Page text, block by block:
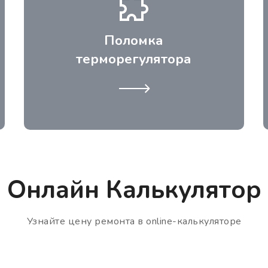
Поломка
терморегулятора
большенстве хододильников
можно произвести на заказе. В
сложных случаях мастер закажет ее в
Онлайн Калькулятор
Узнайте цену ремонта в online-калькуляторе